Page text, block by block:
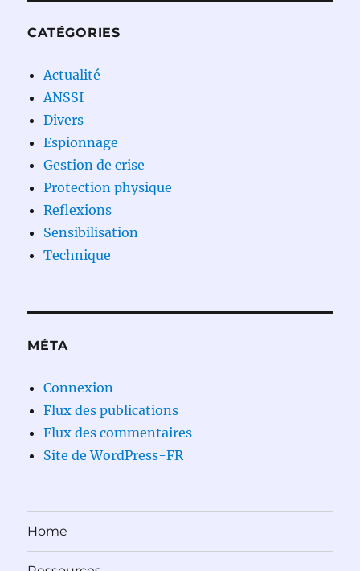
CATÉGORIES
Actualité
ANSSI
Divers
Espionnage
Gestion de crise
Protection physique
Reflexions
Sensibilisation
Technique
MÉTA
Connexion
Flux des publications
Flux des commentaires
Site de WordPress-FR
Home